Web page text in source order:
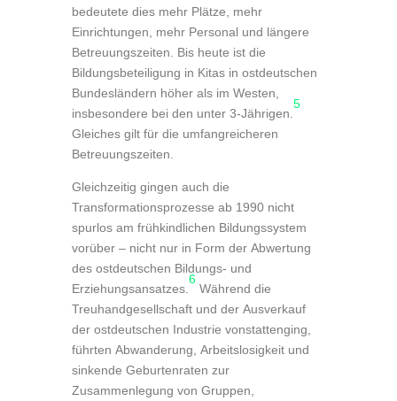
bedeutete dies mehr Plätze, mehr
Einrichtungen, mehr Personal und längere
Betreuungszeiten. Bis heute ist die
Bildungsbeteiligung in Kitas in ostdeutschen
Bundesländern höher als im Westen,
insbesondere bei den unter 3-Jährigen.
5
Gleiches gilt für die umfangreicheren
Betreuungszeiten.
Gleichzeitig gingen auch die
Transformationsprozesse ab 1990 nicht
spurlos am frühkindlichen Bildungssystem
vorüber – nicht nur in Form der Abwertung
des ostdeutschen Bildungs- und
Erziehungsansatzes.
6
Während die
Treuhandgesellschaft und der Ausverkauf
der ostdeutschen Industrie vonstattenging,
führten Abwanderung, Arbeitslosigkeit und
sinkende Geburtenraten zur
Zusammenlegung von Gruppen,